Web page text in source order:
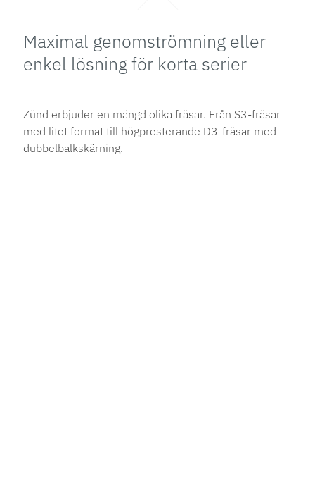
Maximal genomströmning eller
enkel lösning för korta serier
Zünd erbjuder en mängd olika fräsar. Från S3-fräsar
med litet format till högpresterande D3-fräsar med
dubbelbalkskärning.